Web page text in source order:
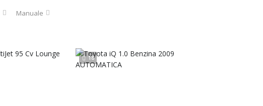
Manuale
18